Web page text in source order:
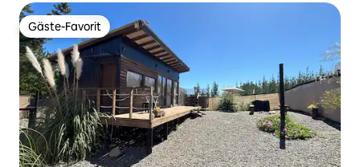
Gäste-Favorit
Gäste-Favorit